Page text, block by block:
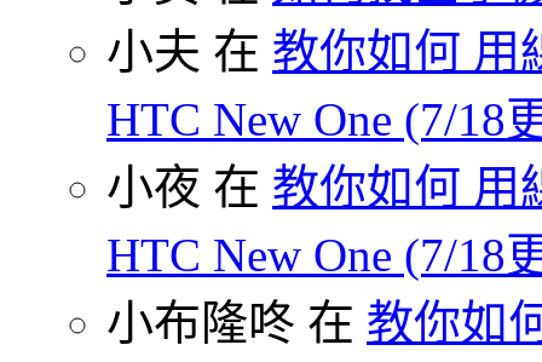
小夫 在 教你如何 用
HTC New One (7/18
小夜 在 教你如何 用
HTC New One (7/18
小布隆咚 在 教你如